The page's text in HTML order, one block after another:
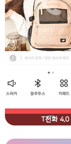
T전화 4.0